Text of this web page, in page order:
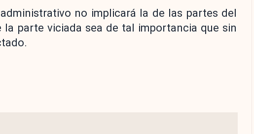
no implicará la de las partes del
parte viciada sea de tal importancia que sin